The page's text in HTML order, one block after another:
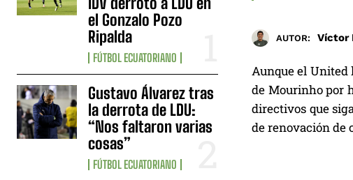
el Gonzalo Pozo
Ripalda
FÚTBOL ECUATORIANO
Gustavo Álvarez tras
la derrota de LDU:
“Nos faltaron varias
cosas”
FÚTBOL ECUATORIANO
AUTOR: Víctor
Aunque el United
de Mourinho por
directivos que
de renovación de